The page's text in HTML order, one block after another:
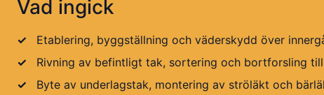
Vad ingick
✓
Etablering, byggställning och väderskydd över
✓
Rivning av befintligt tak, sortering och bortforsling
✓
Byte av underlagstak, montering av ströläkt och